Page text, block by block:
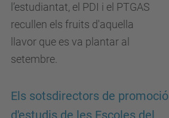
l’estudiantat, el PDI i el PTGAS
recullen els fruits d'aquella
llavor que es va plantar al
setembre.
Els sotsdirectors de promoció